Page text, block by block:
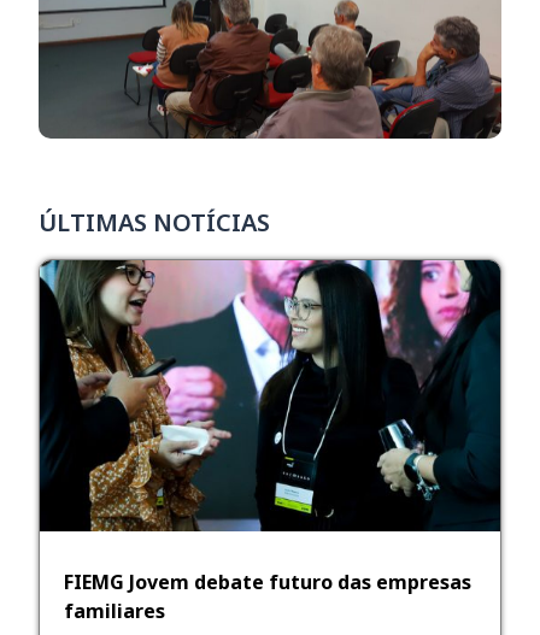
ÚLTIMAS NOTÍCIAS
FIEMG Jovem debate futuro das empresas
familiares